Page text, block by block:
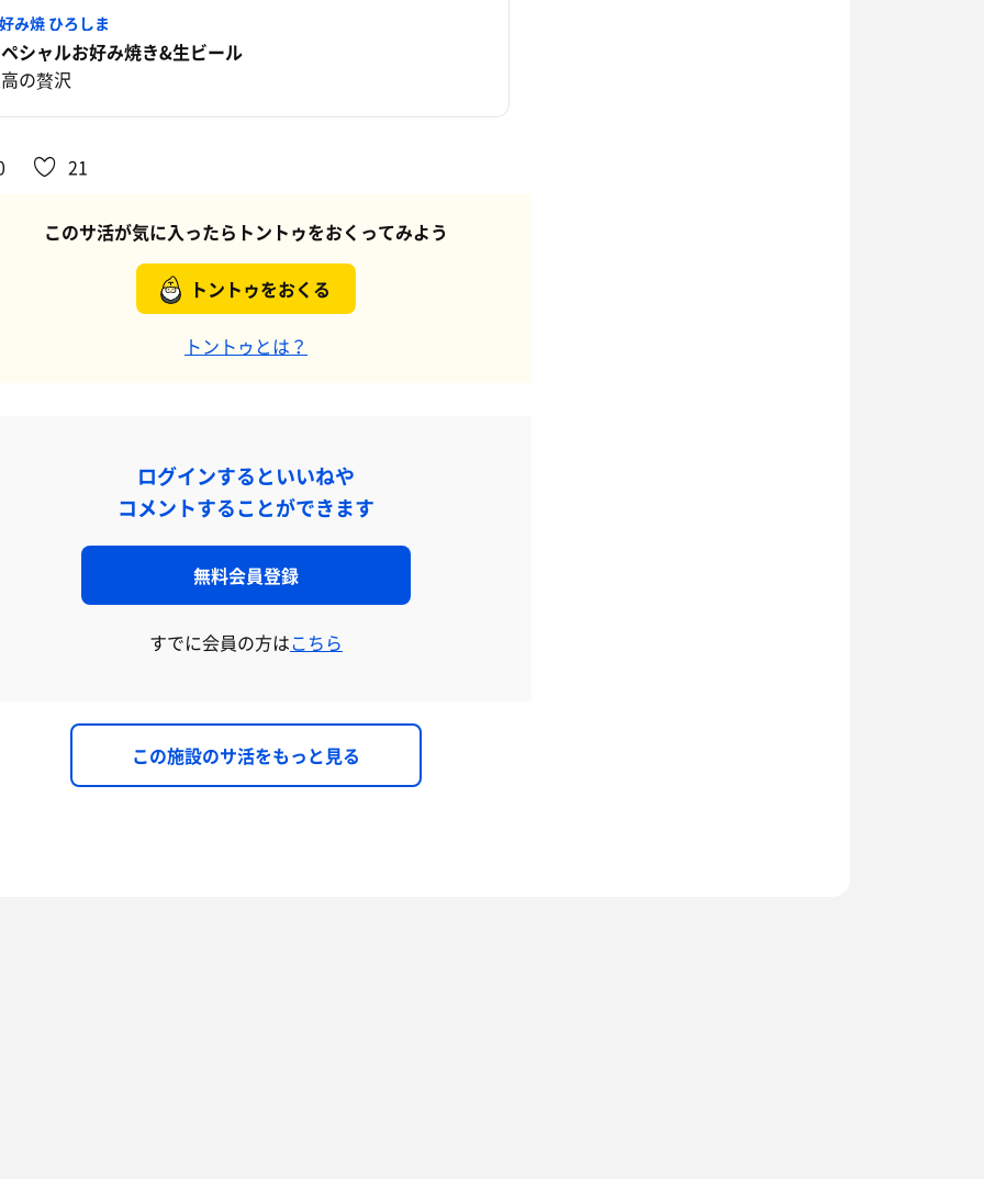
み焼 ひろしま
シャルお好み焼き&生ビール
の贅沢
21
このサ活が気に入ったらトントゥをおくってみよう
トントゥをおくる
トントゥとは？
ログインするといいねや
コメントすることができます
無料会員登録
すでに会員の方はこちら
この施設のサ活をもっと見る